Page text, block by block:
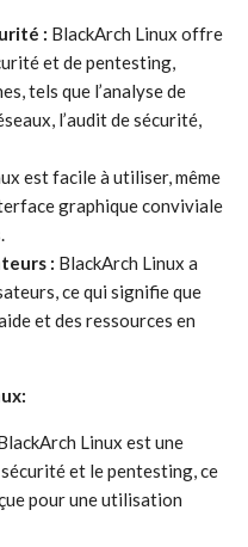
: BlackArch Linux offre
et de pentesting,
tels que l’analyse de
l’audit de sécurité,
est facile à utiliser, même
graphique conviviale
: BlackArch Linux a
ce qui signifie que
et des ressources en
Linux est une
et le pentesting, ce
pour une utilisation